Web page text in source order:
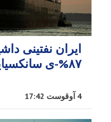
ایران نفتینی
۸۷%-ی سانکسیایا معروض قالیب
4 آوقوست 17:42